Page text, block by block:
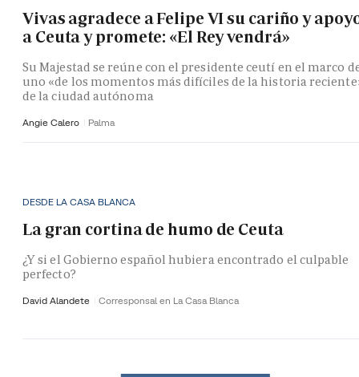
Vivas agradece a Felipe VI su cariño y
a Ceuta y promete: «El Rey vendrá»
Su Majestad se reúne con el presidente ceutí en el marco
uno «de los momentos más difíciles de la historia
de la ciudad autónoma
Angie Calero Palma
DESDE LA CASA BLANCA
La gran cortina de humo de Ceuta
¿Y si el Gobierno español hubiera encontrado el culpable
perfecto?
David Alandete Corresponsal en La Casa Blanca